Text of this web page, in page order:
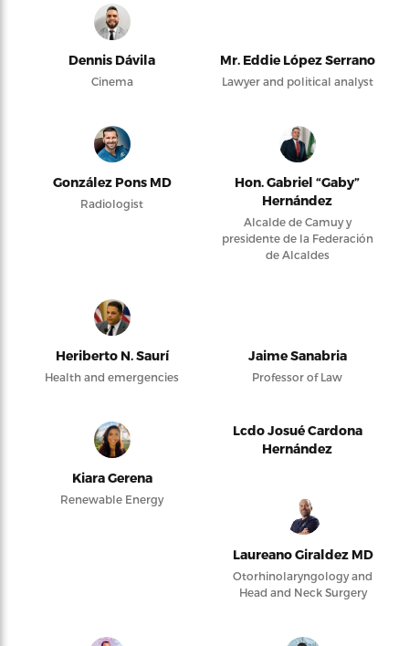
Dennis Dávila
Cinema
Mr. Eddie López Serrano
Lawyer and political analyst
González Pons MD
Radiologist
Hon. Gabriel “Gaby”
Hernández
Alcalde de Camuy y
presidente de la Federación
de Alcaldes
Heriberto N. Saurí
Health and emergencies
Jaime Sanabria
Professor of Law
Kiara Gerena
Renewable Energy
Lcdo Josué Cardona
Hernández
Laureano Giraldez MD
Otorhinolaryngology and
Head and Neck Surgery